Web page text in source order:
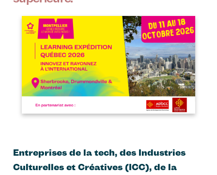
Image
Entreprises de la tech, des Industries
Culturelles et Créatives (ICC), de la